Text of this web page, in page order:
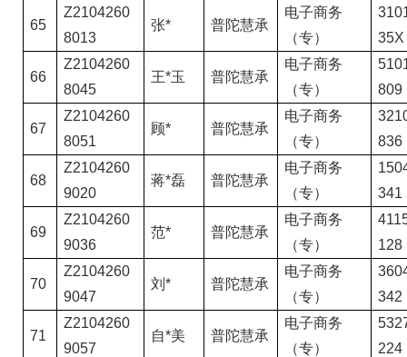
65
Z2104260
8013
张* 普陀慧承
电子商务
（专）
35X
66
Z2104260
8045
王*玉 普陀慧承
电子商务
（专）
809
67
Z2104260
8051
顾* 普陀慧承
电子商务
（专）
836
68
Z2104260
9020
蒋*磊 普陀慧承
电子商务
（专）
341
69
Z2104260
9036
范* 普陀慧承
电子商务
（专）
128
70
Z2104260
9047
刘* 普陀慧承
电子商务
（专）
342
71
Z2104260
9057
自*美 普陀慧承
电子商务
（专）
224